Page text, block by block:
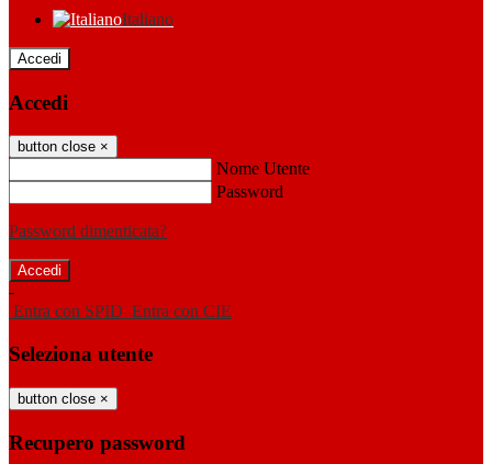
Italiano
Accedi
Accedi
button close ×
Nome Utente
Password
Password dimenticata?
-
Entra con SPID Entra con CIE
Seleziona utente
button close ×
Recupero password